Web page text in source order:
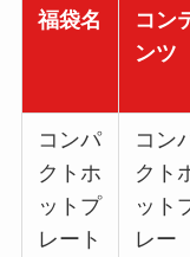
福袋名
コン
ンツ
コンパ
クトホ
ットプ
レート
コン
クト
ット
レー